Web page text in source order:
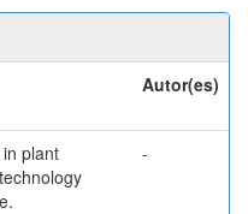
Autor(es)
plant
-